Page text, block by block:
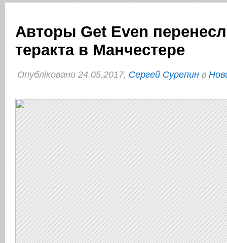
Авторы Get Even
теракта в Манчестере
Опубліковано 24.05.2017, Сергей Сурепин в